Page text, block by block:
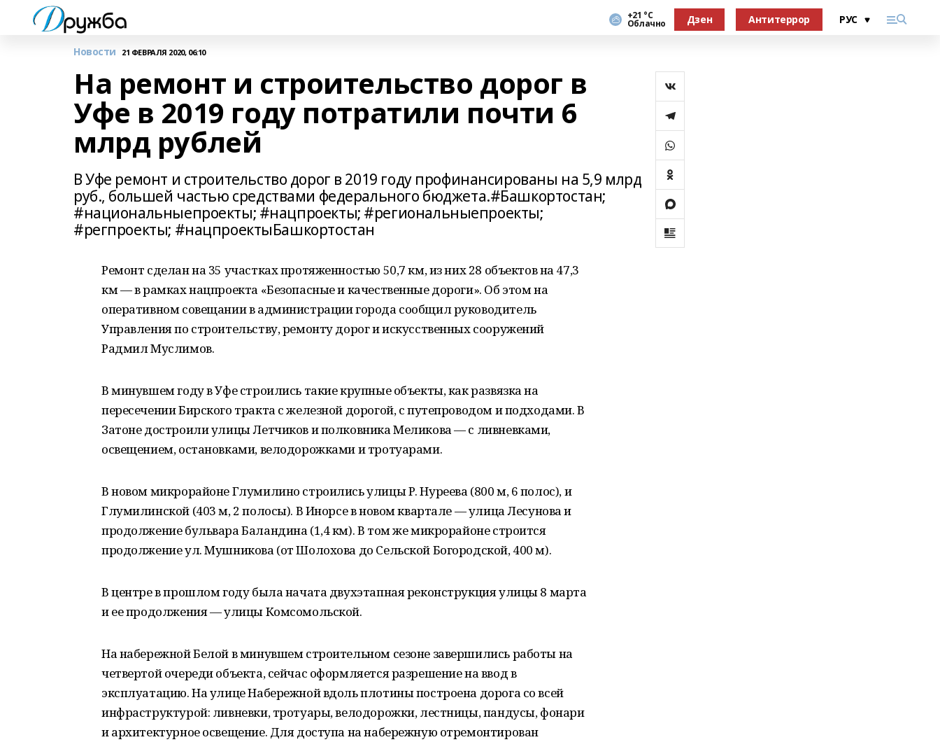
+21 °С
Облачно Дзен Антитеррор
Новости 21 ФЕВРАЛЯ 2020, 06:10
На ремонт и строительство дорог в
Уфе в 2019 году потратили почти 6
млрд рублей
В Уфе ремонт и строительство дорог в 2019 году профинансированы на 5,9 млрд
руб., большей частью средствами федерального бюджета.#Башкортостан;
#национальныепроекты; #нацпроекты; #региональныепроекты;
#регпроекты; #нацпроектыБашкортостан
Ремонт сделан на 35 участках протяженностью 50,7 км, из них 28 объектов на 47,3
км — в рамках нацпроекта «Безопасные и качественные дороги». Об этом на
оперативном совещании в администрации города сообщил руководитель
Управления по строительству, ремонту дорог и искусственных сооружений
Радмил Муслимов.
В минувшем году в Уфе строились такие крупные объекты, как развязка на
пересечении Бирского тракта с железной дорогой, с путепроводом и подходами. В
Затоне достроили улицы Летчиков и полковника Меликова — с ливневками,
освещением, остановками, велодорожками и тротуарами.
В новом микрорайоне Глумилино строились улицы Р. Нуреева (800 м, 6 полос), и
Глумилинской (403 м, 2 полосы). В Инорсе в новом квартале — улица Лесунова и
продолжение бульвара Баландина (1,4 км). В том же микрорайоне строится
продолжение ул. Мушникова (от Шолохова до Сельской Богородской, 400 м).
В центре в прошлом году была начата двухэтапная реконструкция улицы 8 марта
и ее продолжения — улицы Комсомольской.
На набережной Белой в минувшем строительном сезоне завершились работы на
четвертой очереди объекта, сейчас оформляется разрешение на ввод в
эксплуатацию. На улице Набережной вдоль плотины построена дорога со всей
инфраструктурой: ливневки, тротуары, велодорожки, лестницы, пандусы, фонари
и архитектурное освещение. Для доступа на набережную отремонтирован